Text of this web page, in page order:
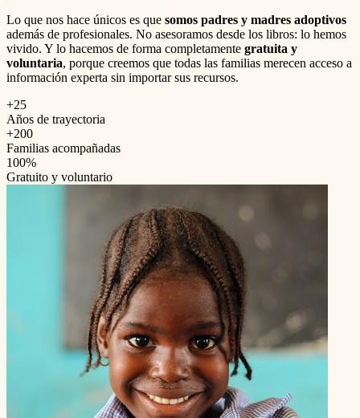
Lo que nos hace únicos es que somos padres y madres adoptivos
además de profesionales. No asesoramos desde los libros: lo hemos
vivido. Y lo hacemos de forma completamente gratuita y
voluntaria, porque creemos que todas las familias merecen acceso a
información experta sin importar sus recursos.
+25
Años de trayectoria
+200
Familias acompañadas
100%
Gratuito y voluntario